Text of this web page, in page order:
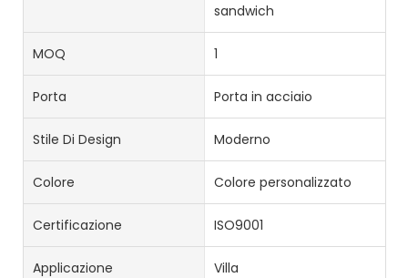
sandwich
MOQ 1
Porta Porta in acciaio
Stile Di Design Moderno
Colore Colore personalizzato
Certificazione ISO9001
Applicazione Villa